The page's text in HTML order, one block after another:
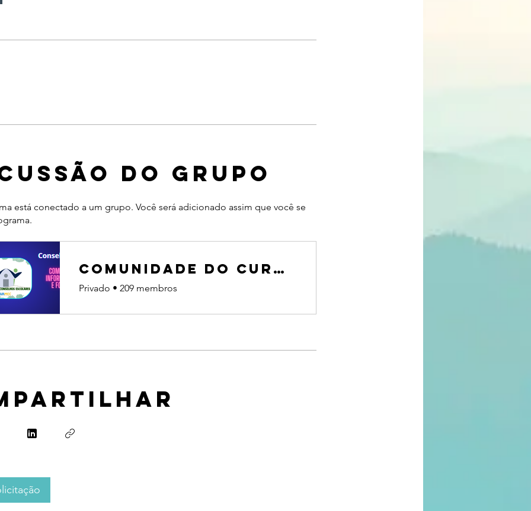
do grupo
está conectado a um grupo. Você será adicionado assim que você se
COMUNIDADE DO CURSO - CONSELHOS ESCOLARES
Privado • 209 membros